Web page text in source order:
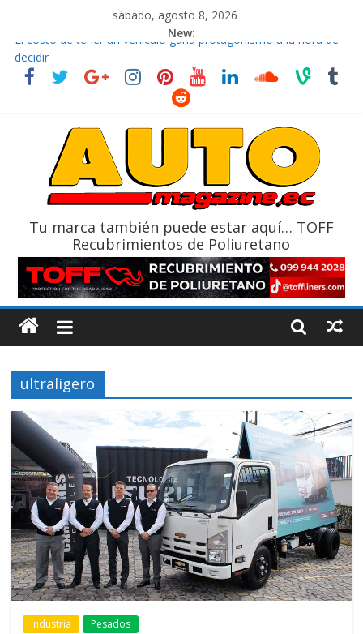
sábado, agosto 8, 2026
New:
El costo de tener un vehículo gana protagonismo a la hora de
decidir
Ultima película ‘Spider‑Man: Brand New Day’ pone en escena a
La Vuelta al Ecuador 2026, edición 47ª, recorre 7 provincias en 8
La FEDAK recibe 12 Sinotruk Bolden para cubrir las rutas de La
Tu marca también puede estar aquí… TOFF
Recubrimientos de Poliuretano
ultraligero
Industria Pesados